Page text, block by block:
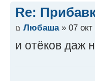
Re:
Любаша» 07 окт
и отёков даж